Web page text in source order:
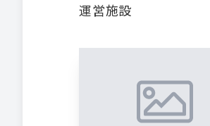
運営施設